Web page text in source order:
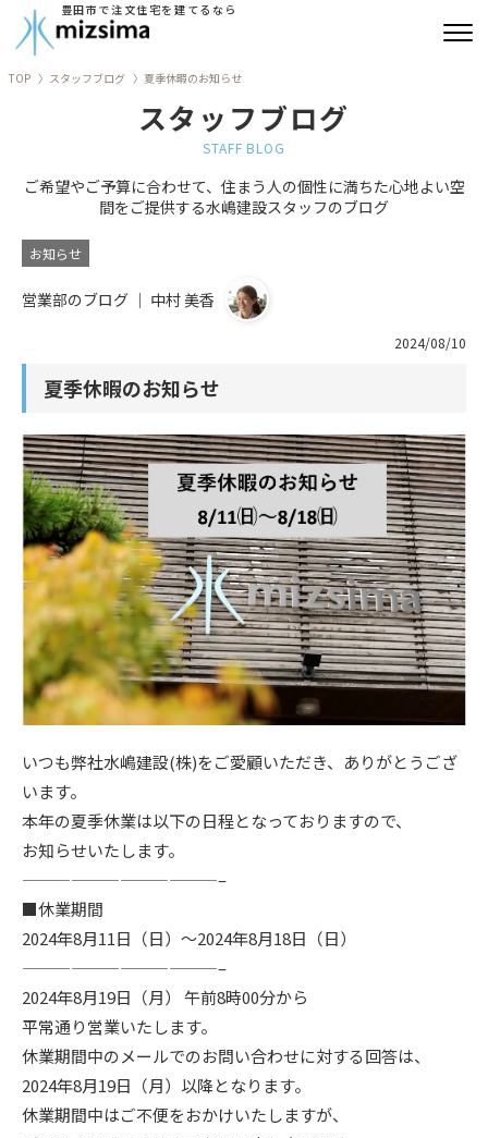
豊田市で注文住宅を建てるなら
リフォーム
古民家再生
建築実績
ブログ
ニュース
イベント情報
資料請求・お問い合わせ
TOP スタッフブログ 夏季休暇のお知らせ
スタッフブログ
STAFF BLOG
ご希望やご予算に合わせて、住まう人の個性に満ちた心地よい空
間をご提供する水嶋建設スタッフのブログ
お知らせ
営業部のブログ ｜ 中村 美香
2024/08/10
夏季休暇のお知らせ
いつも弊社水嶋建設(株)をご愛顧いただき、ありがとうござ
います。
本年の夏季休業は以下の日程となっておりますので、
お知らせいたします。
————————————–
■休業期間
2024年8月11日（日）～2024年8月18日（日）
————————————–
2024年8月19日（月） 午前8時00分から
平常通り営業いたします。
休業期間中のメールでのお問い合わせに対する回答は、
2024年8月19日（月）以降となります。
休業期間中はご不便をおかけいたしますが、